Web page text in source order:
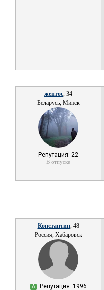
жентос, 34
Беларусь, Минск
Репутация: 22
В отпуске
Константин, 48
Россия, Хабаровск
А Репутация: 1996